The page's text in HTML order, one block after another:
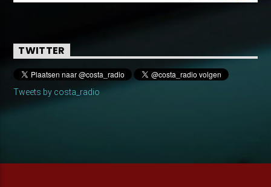
TWITTER
Tweets by costa_radio